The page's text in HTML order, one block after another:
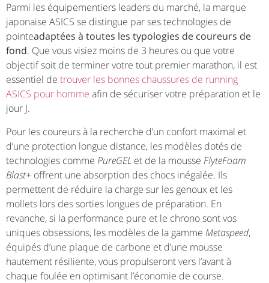
Parmi les équipementiers leaders du marché, la marque
japonaise ASICS se distingue par ses technologies de
pointeadaptées à toutes les typologies de coureurs de
fond. Que vous visiez moins de 3 heures ou que votre
objectif soit de terminer votre tout premier marathon, il est
essentiel de trouver les bonnes chaussures de running
ASICS pour homme afin de sécuriser votre préparation et le
jour J.
Pour les coureurs à la recherche d’un confort maximal et
d’une protection longue distance, les modèles dotés de
technologies comme PureGEL et de la mousse FlyteFoam
Blast+ offrent une absorption des chocs inégalée. Ils
permettent de réduire la charge sur les genoux et les
mollets lors des sorties longues de préparation. En
revanche, si la performance pure et le chrono sont vos
uniques obsessions, les modèles de la gamme Metaspeed,
équipés d’une plaque de carbone et d’une mousse
hautement résiliente, vous propulseront vers l’avant à
chaque foulée en optimisant l’économie de course.